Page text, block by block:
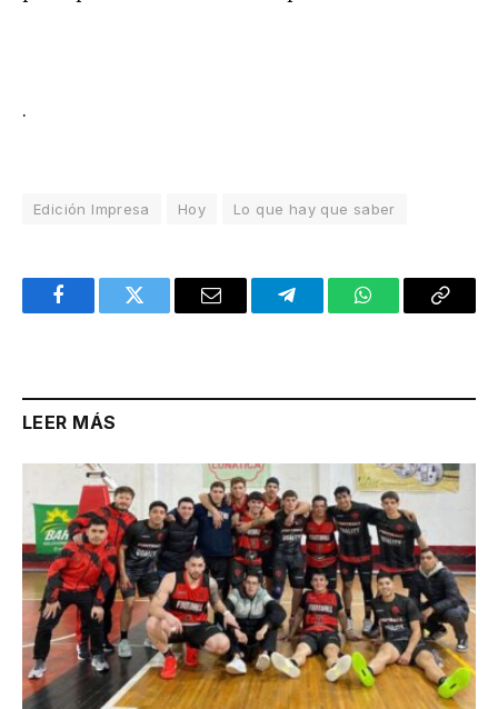
.
Edición Impresa Hoy Lo que hay que saber
FacebookTwitter Email TelegramWhatsAppCopy
LEER MÁS